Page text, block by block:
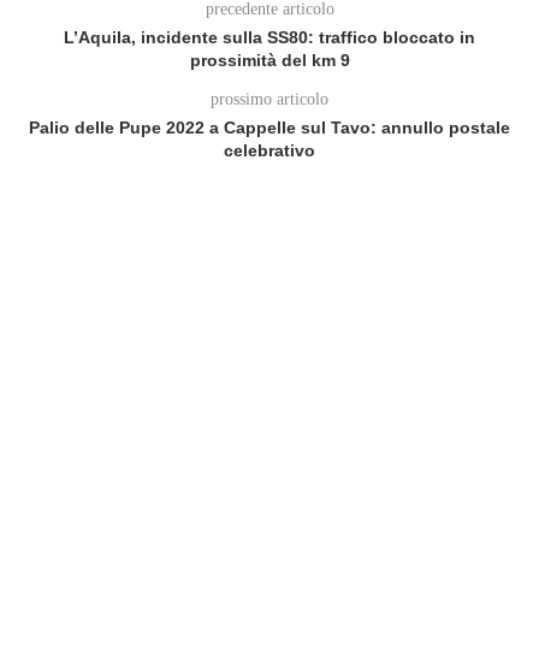
precedente articolo
L’Aquila, incidente sulla SS80: traffico bloccato in
prossimità del km 9
prossimo articolo
Palio delle Pupe 2022 a Cappelle sul Tavo: annullo postale
celebrativo